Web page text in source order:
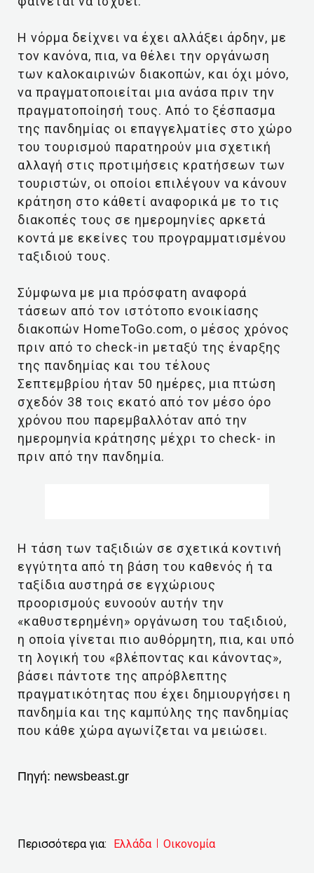
Η νόρμα δείχνει να έχει αλλάξει άρδην, με
τον κανόνα, πια, να θέλει την οργάνωση
των καλοκαιρινών διακοπών, και όχι μόνο,
να πραγματοποιείται μια ανάσα πριν την
πραγματοποίησή τους. Από το ξέσπασμα
της πανδημίας οι επαγγελματίες στο χώρο
του τουρισμού παρατηρούν μια σχετική
αλλαγή στις προτιμήσεις κρατήσεων των
τουριστών, οι οποίοι επιλέγουν να κάνουν
κράτηση στο κάθετί αναφορικά με το τις
διακοπές τους σε ημερομηνίες αρκετά
κοντά με εκείνες του προγραμματισμένου
ταξιδιού τους.
Σύμφωνα με μια πρόσφατη αναφορά
τάσεων από τον ιστότοπο ενοικίασης
διακοπών HomeToGo.com, ο μέσος χρόνος
πριν από το check-in μεταξύ της έναρξης
της πανδημίας και του τέλους
Σεπτεμβρίου ήταν 50 ημέρες, μια πτώση
σχεδόν 38 τοις εκατό από τον μέσο όρο
χρόνου που παρεμβαλλόταν από την
ημερομηνία κράτησης μέχρι το check- in
πριν από την πανδημία.
Η τάση των ταξιδιών σε σχετικά κοντινή
εγγύτητα από τη βάση του καθενός ή τα
ταξίδια αυστηρά σε εγχώριους
προορισμούς ευνοούν αυτήν την
«καθυστερημένη» οργάνωση του ταξιδιού,
η οποία γίνεται πιο αυθόρμητη, πια, και υπό
τη λογική του «βλέποντας και κάνοντας»,
βάσει πάντοτε της απρόβλεπτης
πραγματικότητας που έχει δημιουργήσει η
πανδημία και της καμπύλης της πανδημίας
που κάθε χώρα αγωνίζεται να μειώσει.
Πηγή: newsbeast.gr
Περισσότερα για: Ελλάδα Οικονομία